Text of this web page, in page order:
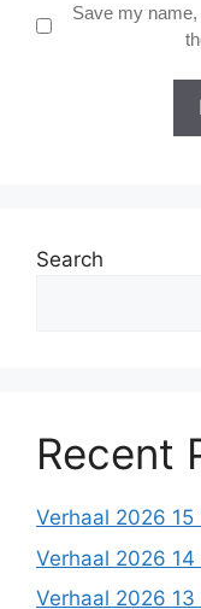
Save my
Search
Recent
Verhaal 2026 15
Verhaal 2026 14
Verhaal 2026 13